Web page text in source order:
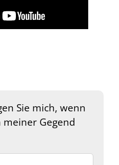
Sie mich, wenn
meiner Gegend